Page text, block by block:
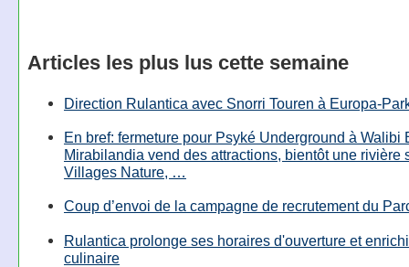
Articles les plus lus cette semaine
Direction Rulantica avec Snorri Touren à Europa-
En bref: fermeture pour Psyké Underground à Walibi
Mirabilandia vend des attractions, bientôt une rivière
Villages Nature, …
Coup d’envoi de la campagne de recrutement du
Rulantica prolonge ses horaires d'ouverture et
culinaire